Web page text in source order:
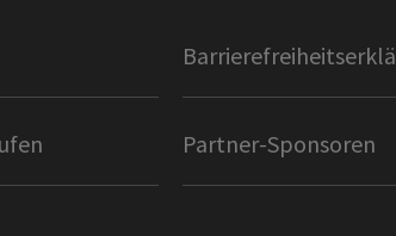
Partner-Sponsoren